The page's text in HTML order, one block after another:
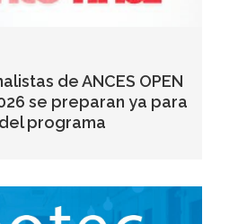
de ANCES OPEN
se preparan ya para
programa